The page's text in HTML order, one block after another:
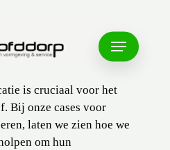
Menu
is cruciaal voor het
Bij onze cases voor
laten we zien hoe we
om hun